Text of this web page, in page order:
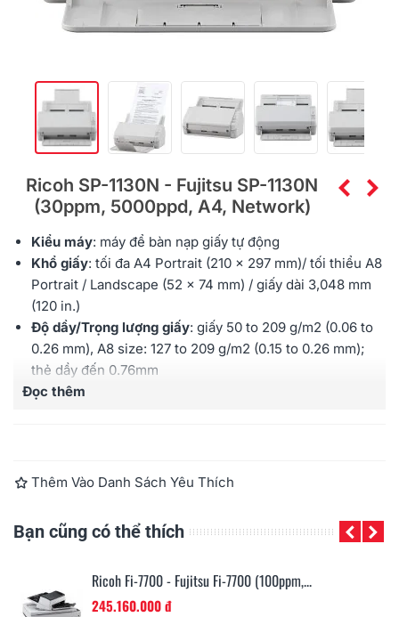
Ricoh SP-1130N - Fujitsu SP-1130N
(30ppm, 5000ppd, A4, Network)
Kiểu máy: máy để bàn nạp giấy tự động
Khổ giấy: tối đa A4 Portrait (210 x 297 mm)/ tối thiểu A8
Portrait / Landscape (52 x 74 mm) / giấy dài 3,048 mm
(120 in.)
Độ dầy/Trọng lượng giấy: giấy 50 to 209 g/m2 (0.06 to
0.26 mm), A8 size: 127 to 209 g/m2 (0.15 to 0.26 mm);
thẻ dầy đến 0.76mm
Tốc độ quét
Cảm biến hình ảnh:CMOS-CIS x 2
Độ phân giải quang học
Khay nạp : 50 tờ (định lượng
10BASE-T,100BASE-TX,1000BASE-T
Bảo hành : 12 tháng
Đọc thêm
Thêm Vào Danh Sách Yêu Thích
Bạn cũng có thể thích
Ricoh Fi-7700 - Fujitsu Fi-7700 (100ppm,...
245.160.000 đ